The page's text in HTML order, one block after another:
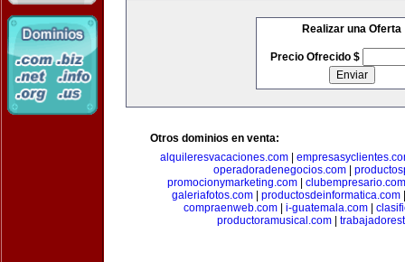
Realizar una Oferta
Precio Ofrecido $
Otros dominios en venta:
alquileresvacaciones.com|
operadoradenegocios.com|
promocionymarketing.com| clubempresario.com
galeriafotos.com
productosdeinformatica.com
compraenweb.com| i-guatemala.com|
productoramusical.com